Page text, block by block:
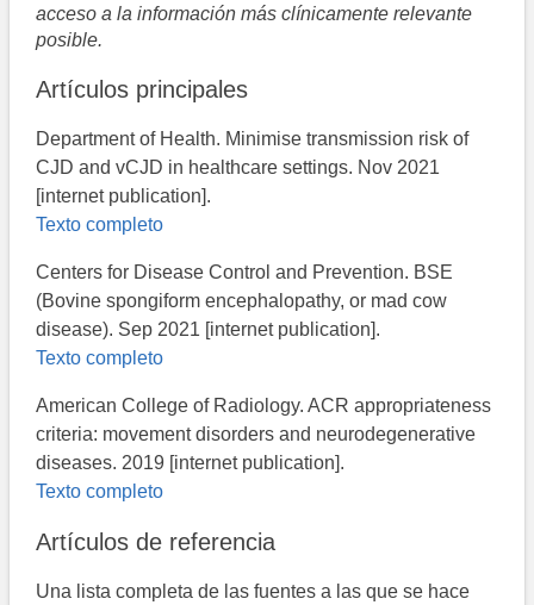
acceso a la información más clínicamente relevante
posible.
Artículos principales
Department of Health. Minimise transmission risk of
CJD and vCJD in healthcare settings. Nov 2021
[internet publication].
Texto completo
Centers for Disease Control and Prevention. BSE
(Bovine spongiform encephalopathy, or mad cow
disease). Sep 2021 [internet publication].
Texto completo
American College of Radiology. ACR appropriateness
criteria: movement disorders and neurodegenerative
diseases. 2019 [internet publication].
Texto completo
Artículos de referencia
Una lista completa de las fuentes a las que se hace